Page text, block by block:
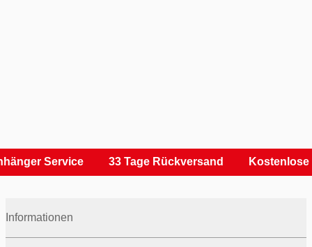
Service 33 Tage Rückversand Kostenlose
Informationen